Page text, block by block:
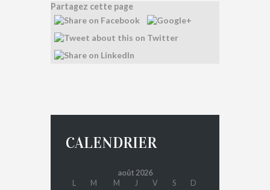
Partagez cette page
CALENDRIER
août 2026
L
M M J V S D